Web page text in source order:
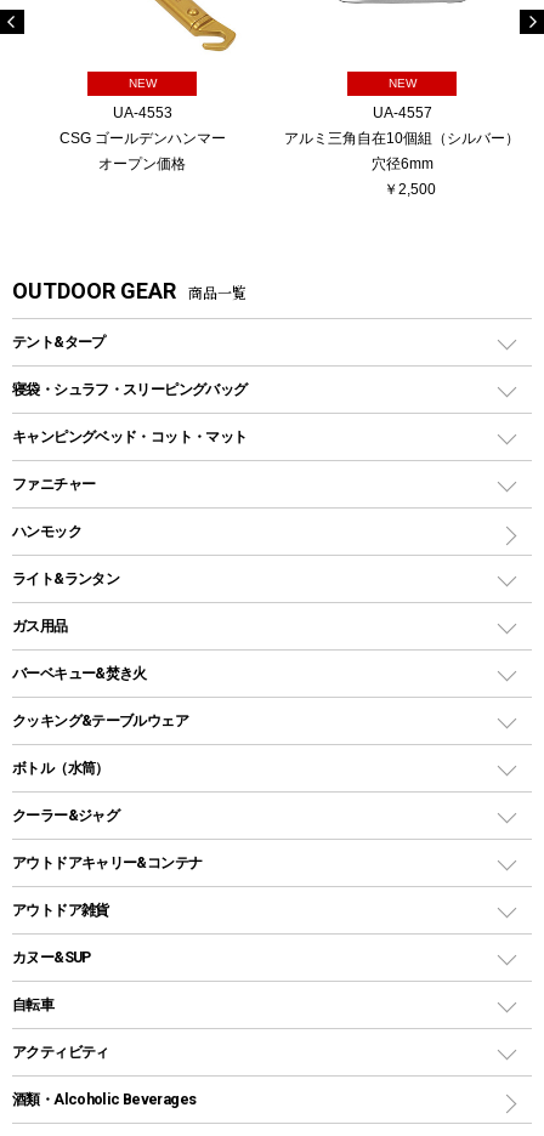
NEW
UA-4553
CSG ゴールデンハンマー
オープン価格
NEW
UA-4557
アルミ三角自在10個組（シルバー）
穴径6mm
￥2,500
OUTDOOR GEAR 商品一覧
テント&タープ
テント
ツールームテント
ワンポールテント
シェルターテント
ロッジ型・オリジナルテント
タープ
スクエアタープ（レクタタープ）
メッシュタープ
自立式タープ
パラソル
テントアクセサリー
ペグ
グランドシート
ガイドロープ
ツール
寝袋・シュラフ・スリーピングバッグ
レクタングラー型（封筒型）シュラフ
インナーシュラフ
キャンピングベッド・コット・マット
キャンピングベッド・コット
インフレータブルマット
ファニチャー
アウトドアテーブル
レジャーシート
ハンモック
ライト&ランタン
LEDランタン
ガスランタン
オイルランタン
LEDライト
ヘッドライト
キャンドル
ガス用品
ガスバーナー
ガス缶
ガストーチ、ライター
バーベキュー&焚き火
バーベキューコンロ、グリル
焚き火台タイプ（ロースタイル）グリル
卓上タイプグリル
パーティータイプグリル
鉄板、アミ
焚き火台&ストーブ
火起こし
バーベキューツール
クッキング&テーブルウェア
ダッチオーブン
ホットサンドメーカー
クッカーセット
シェラカップ
クッキングツール
ナイフ
ボトル（水筒）
ステンレスボトル
コップ付きタイプ
ワンタッチタイプ
プラスチックボトル
ディズニーボトル
クーラー&ジャグ
クーラーボックス
クーラーバッグ
ウォータージャグ
保冷剤
アウトドアキャリー&コンテナ
アウトドアキャリー
アウトドア雑貨
バックパック&バッグ
リュック、バックパック
トートバッグ、サコッシュ
ショッピングキャリー
カヌー&SUP
インフレータブル
カヤック
自転車
折りたたみ自転車
スポーツサイクル
シティサイクル
アクティビティ
マリン
酒類・Alcoholic Beverages